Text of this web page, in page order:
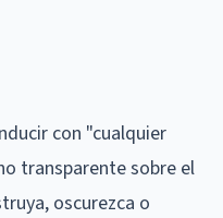
con "cualquier
transparente sobre el
oscurezca o